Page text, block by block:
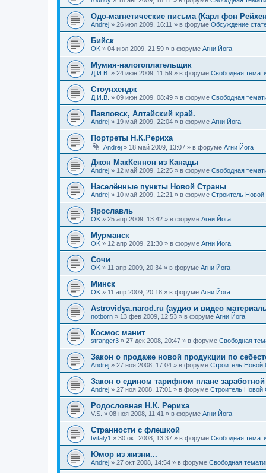
Одо-магнетические письма (Карл фон
Andrej » 26 июл 2009, 16:11 » в форуме Обсуждение
Бийск
OK » 04 июл 2009, 21:59 » в форуме Агни Йога
Мумия-налогоплательщик
Д.И.В. » 24 июн 2009, 11:59 » в форуме Свободная
Стоунхендж
Д.И.В. » 09 июн 2009, 08:49 » в форуме Свободная
Павловск, Алтайский край.
Andrej » 19 май 2009, 22:04 » в форуме Агни Йога
Портреты Н.К.Рериха
Andrej » 18 май 2009, 13:07 » в форуме Агни Йога
Джон МакКеннон из Канады
Andrej » 12 май 2009, 12:25 » в форуме Свободная
Населённые пункты Новой Страны
Andrej » 10 май 2009, 12:21 » в форуме Строитель
Ярославль
OK » 25 апр 2009, 13:42 » в форуме Агни Йога
Мурманск
OK » 12 апр 2009, 21:30 » в форуме Агни Йога
Сочи
OK » 11 апр 2009, 20:34 » в форуме Агни Йога
Минск
OK » 11 апр 2009, 20:18 » в форуме Агни Йога
Astrovidya.narod.ru (аудио и видео
notborn » 13 фев 2009, 12:53 » в форуме Агни Йога
Космос манит
stranger3 » 27 дек 2008, 20:47 » в форуме Свободная
Закон о продаже новой продукции по
Andrej » 27 ноя 2008, 17:04 » в форуме Строитель Новой
Закон о едином тарифном плане
Andrej » 27 ноя 2008, 17:01 » в форуме Строитель Новой
Родословная Н.К. Рериха
V.S. » 08 ноя 2008, 11:41 » в форуме Агни Йога
Странности с флешкой
tvitaly1 » 30 окт 2008, 13:37 » в форуме Свободная
Юмор из жизни...
Andrej » 27 окт 2008, 14:54 » в форуме Свободная